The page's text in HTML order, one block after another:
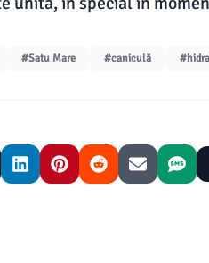
#Satu Mare #caniculă